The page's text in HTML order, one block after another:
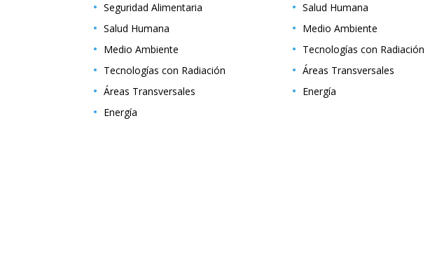
Seguridad Alimentaria
Salud Humana
Medio Ambiente
Tecnologías con Radiación
Áreas Transversales
Energía
Salud Humana
Medio Ambiente
Tecnologías con Radiación
Áreas Transversales
Energía